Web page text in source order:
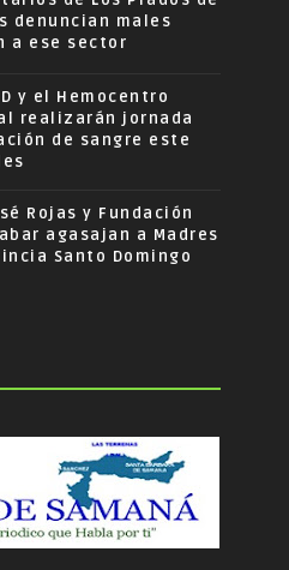
denuncian males
a ese sector
y el Hemocentro
realizarán jornada
de sangre este
Rojas y Fundación
agasajan a Madres
Santo Domingo